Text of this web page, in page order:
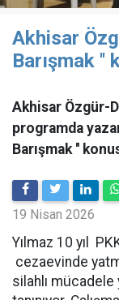
Akhisar
Barışmak ''
Akhisar Özgür-
programda
Barışmak ''
19 Nisan 2026
Yılmaz 10 yıl
cezaevinde
silahlı